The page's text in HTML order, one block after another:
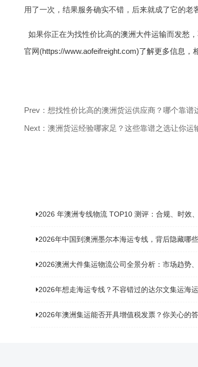
用了一次，结果服务确实不错，后来就成了它的老
如果你正在为找性价比高的澳洲大件运输而发愁
官网(https://www.aofeifreight.com)了解更多信息
Prev：想找性价比高的澳洲货运供应商？哪个靠谱
Next：澳洲货运经验哪家足？这些靠谱之选让你运
2026 年澳洲专线物流 TOP10 测评：合规、时效、价格全维
2026年中国到澳洲墨尔本海运专线，背后隐藏哪些物流新
2026澳洲大件集运物流公司全景分析：市场趋势、选型逻辑与品
2026年想走海运专线？不容错过的达尔文集运海运专线
2026年澳洲集运能否开具增值税发票？你关心的答案